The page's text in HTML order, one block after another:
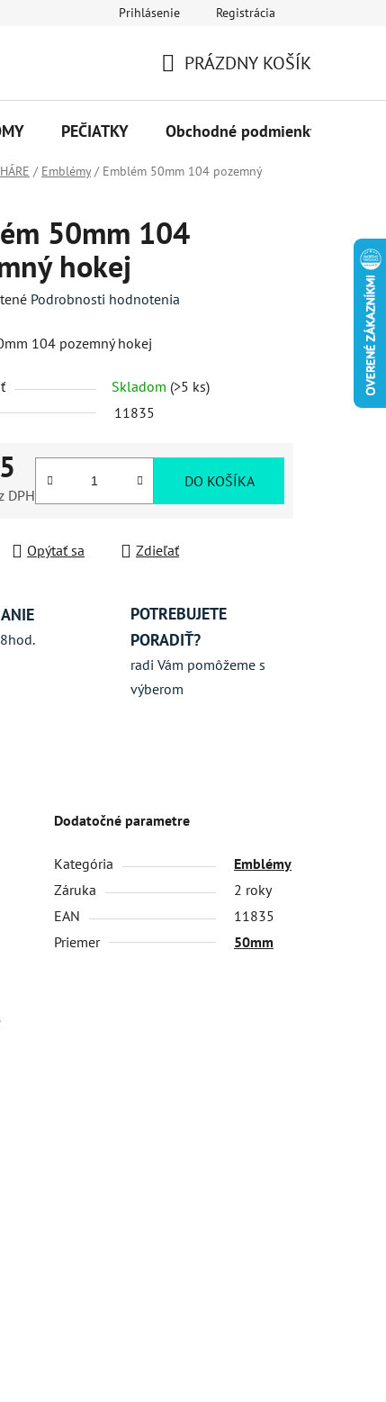
Prihlásenie Registrácia
KOŠÍK
PRÁZDNY KOŠÍK
PEČIATKY Obchodné podmienky
/ Emblémy / Emblém 50mm 104 pozemný
50mm 104
hokej
Podrobnosti hodnotenia
104 pozemný hokej
Skladom (>5 ks)
11835
DPH
DO KOŠÍKA
Opýtať sa Zdieľať
POTREBUJETE
PORADIŤ?
radi Vám pomôžeme s
výberom
Dodatočné parametre
Kategória
Emblémy
Záruka
2 roky
EAN
11835
Priemer
50mm